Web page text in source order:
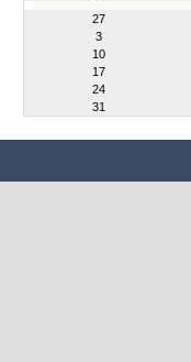
27
3
10
17
24
31